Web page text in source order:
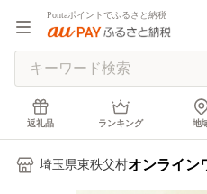
Pontaポイントでふるさと納税
返礼品 ランキング 地
埼玉県東秩父村オンライン